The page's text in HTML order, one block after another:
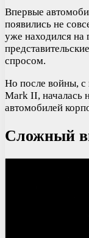
Впервые
появились не
уже находился
спросом.
Но после войны,
Mark II, началась
автомобилей
Сложный